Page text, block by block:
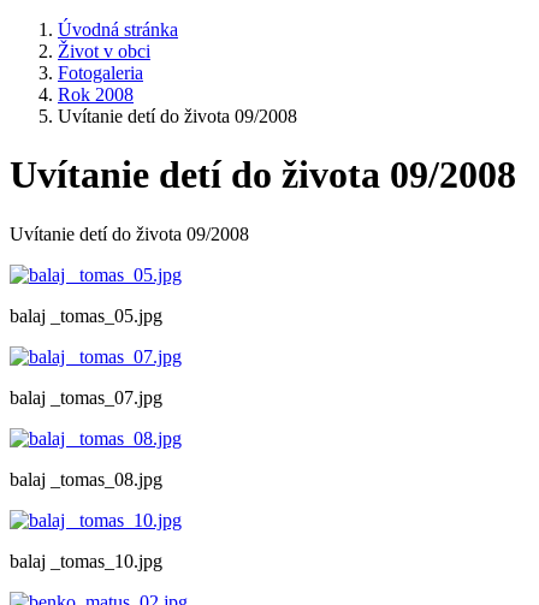
Úvodná stránka
Život v obci
Fotogaleria
Rok 2008
Uvítanie detí do života 09/2008
Uvítanie detí do života 09/2008
Uvítanie detí do života 09/2008
balaj _tomas_05.jpg
balaj _tomas_07.jpg
balaj _tomas_08.jpg
balaj _tomas_10.jpg